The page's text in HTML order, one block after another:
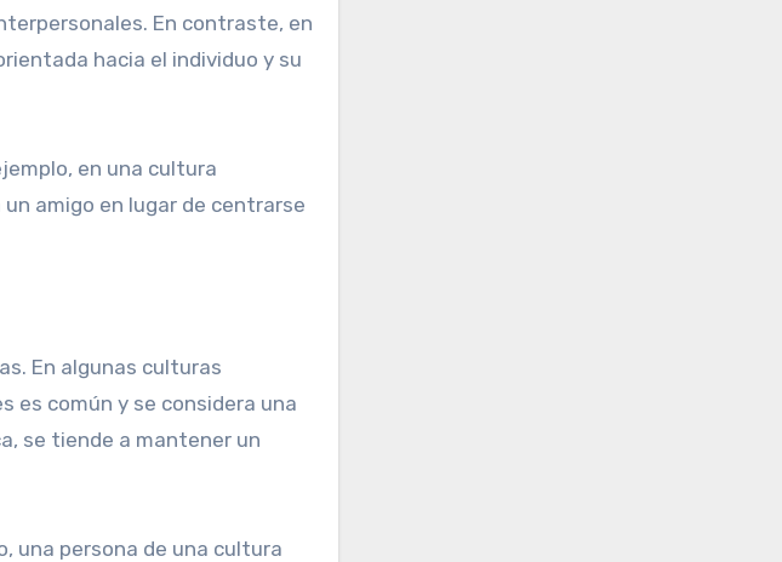
En contraste, en
hacia el individuo y su
en una cultura
amigo en lugar de centrarse
En algunas culturas
es común y se considera una
se tiende a mantener un
una persona de una cultura